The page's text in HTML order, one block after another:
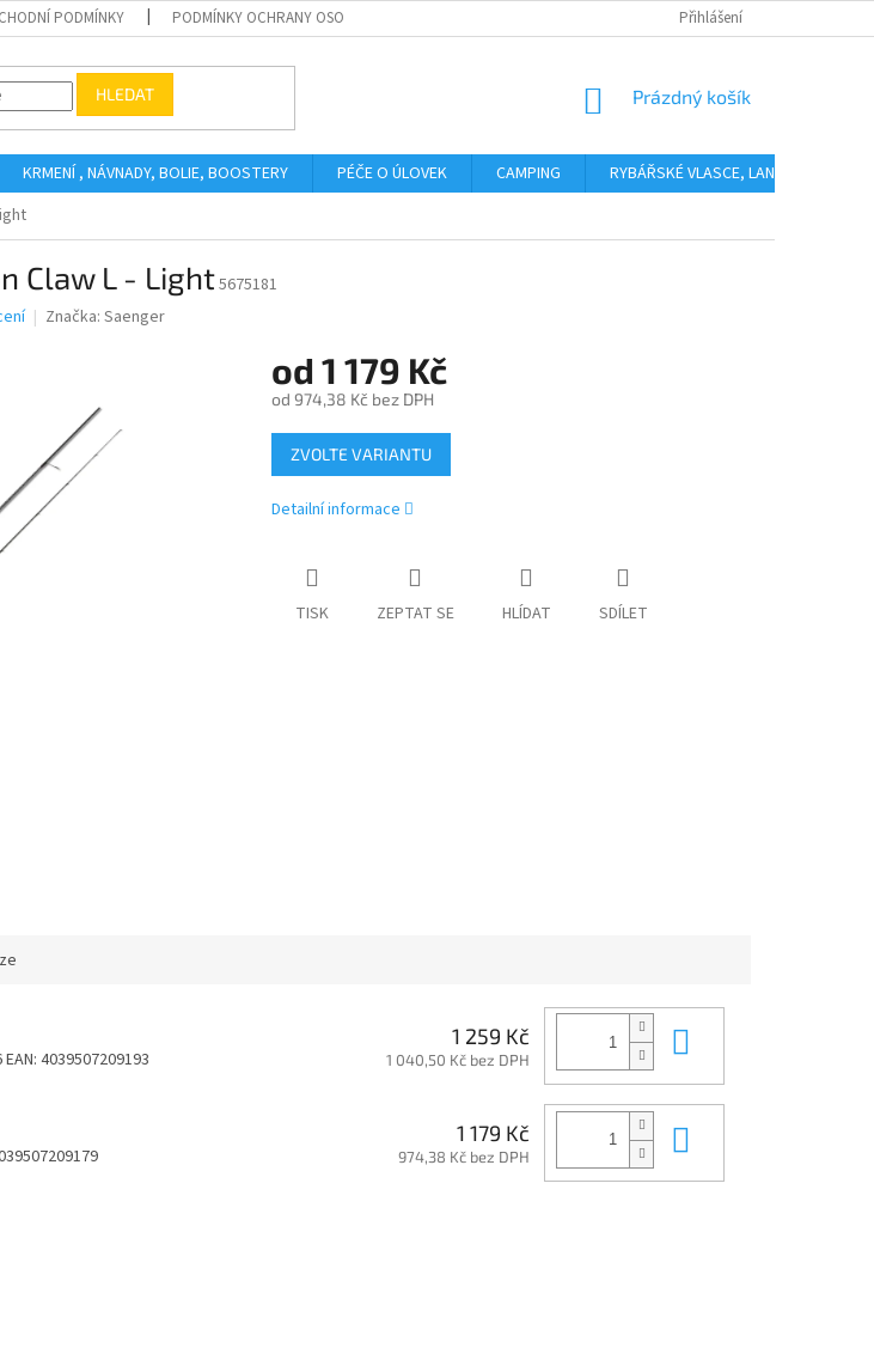
PODMÍNKY PODMÍNKY OCHRANY OSOBNÍCH ÚDAJŮ Přihlášení
HLEDAT
NÁKUPNÍ
Prázdný košík
KRMENÍ , NÁVNADY, BOLIE, BOOSTERY PÉČE O ÚLOVEK CAMPING
RYBÁŘSKÉ VLASCE, LANKA, PLETENÉ
Claw L - Light5675181
Značka: Saenger
od 1 179 Kč
od 974,38 Kčbez DPH
Měrná
cena:
ZVOLTE VARIANTU
Detailní informace
TISK ZEPTAT SE HLÍDAT SDÍLET
EAN: 4039507209193
1 259 Kč
1 040,50 Kč bez DPH
1 179 Kč
974,38 Kč bez DPH